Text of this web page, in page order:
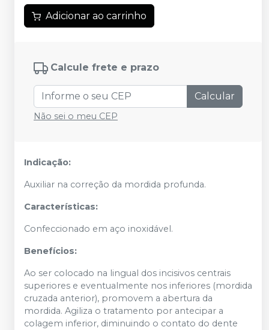
Adicionar ao carrinho
Calcule frete e prazo
Calcular
Não sei o meu CEP
Indicação:
Auxiliar na correção da mordida profunda.
Características:
Confeccionado em aço inoxidável.
Benefícios:
Ao ser colocado na lingual dos incisivos centrais
superiores e eventualmente nos inferiores (mordida
cruzada anterior), promovem a abertura da
mordida. Agiliza o tratamento por antecipar a
colagem inferior, diminuindo o contato do dente